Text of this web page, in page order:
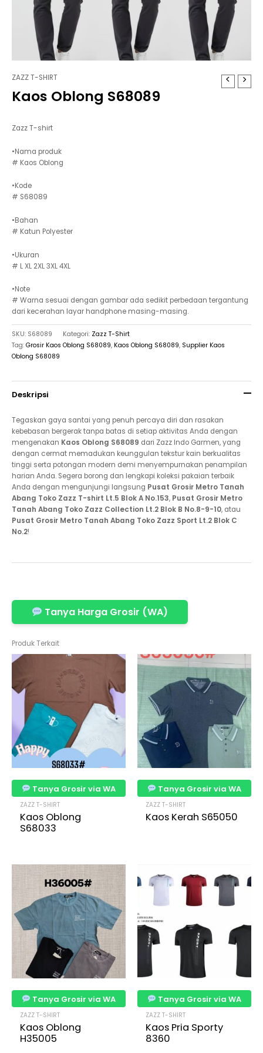
ZAZZ T-SHIRT
Kaos Oblong S68089
Zazz T-shirt
•Nama produk
# Kaos Oblong
•Kode
# S68089
•Bahan
# Katun Polyester
•Ukuran
# L XL 2XL 3XL 4XL
•Note
# Warna sesuai dengan gambar ada sedikit perbedaan tergantung
dari kecerahan layar handphone masing-masing.
SKU: S68089 Kategori: Zazz T-Shirt
Tag: Grosir Kaos Oblong S68089, Kaos Oblong S68089, Supplier Kaos
Oblong S68089
Deskripsi
Tegaskan gaya santai yang penuh percaya diri dan rasakan
kebebasan bergerak tanpa batas di setiap aktivitas Anda dengan
mengenakan Kaos Oblong S68089 dari Zazz Indo Garmen, yang
dengan cermat memadukan keunggulan tekstur kain berkualitas
tinggi serta potongan modern demi menyempurnakan penampilan
harian Anda. Segera borong dan lengkapi koleksi pakaian terbaik
Anda dengan mengunjungi langsung Pusat Grosir Metro Tanah
Abang Toko Zazz T-shirt Lt.5 Blok A No.153, Pusat Grosir Metro
Tanah Abang Toko Zazz Collection Lt.2 Blok B No.8-9-10, atau
Pusat Grosir Metro Tanah Abang Toko Zazz Sport Lt.2 Blok C
No.2!
Tanya Harga Grosir (WA)
Produk Terkait
Tanya Grosir via WA
ZAZZ T-SHIRT
Kaos Oblong
S68033
Tanya Grosir via WA
ZAZZ T-SHIRT
Kaos Kerah S65050
Tanya Grosir via WA
ZAZZ T-SHIRT
Kaos Oblong
H35005
Tanya Grosir via WA
ZAZZ T-SHIRT
Kaos Pria Sporty
8360